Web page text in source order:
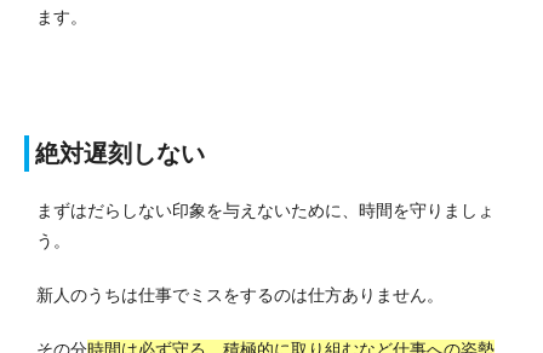
ます。
絶対遅刻しない
まずはだらしない印象を与えないために、時間を守りましょ
う。
新人のうちは仕事でミスをするのは仕方ありません。